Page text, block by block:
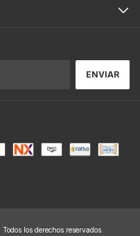
los derechos reservados.